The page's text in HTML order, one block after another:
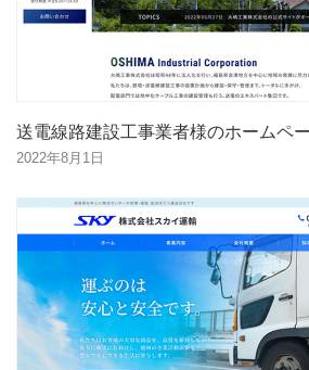
送電線路建設工事業者様のホームペ
2022年8月1日